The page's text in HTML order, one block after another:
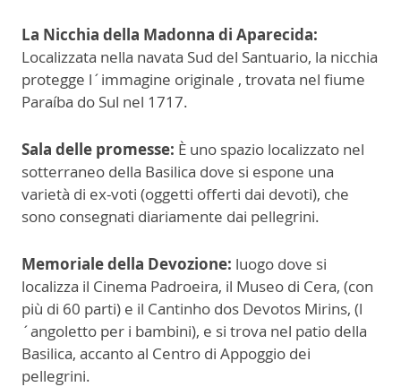
La Nicchia della Madonna di Aparecida:
Localizzata nella navata Sud del Santuario, la nicchia
protegge l´immagine originale , trovata nel fiume
Paraíba do Sul nel 1717.
Sala delle promesse: È uno spazio localizzato nel
sotterraneo della Basilica dove si espone una
varietà di ex-voti (oggetti offerti dai devoti), che
sono consegnati diariamente dai pellegrini.
Memoriale della Devozione: luogo dove si
localizza il Cinema Padroeira, il Museo di Cera, (con
più di 60 parti) e il Cantinho dos Devotos Mirins, (l
´angoletto per i bambini), e si trova nel patio della
Basilica, accanto al Centro di Appoggio dei
pellegrini.